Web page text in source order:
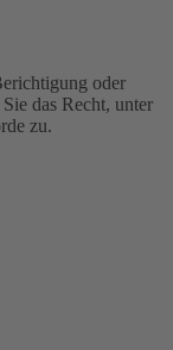
oder
das Recht, unter
zu.